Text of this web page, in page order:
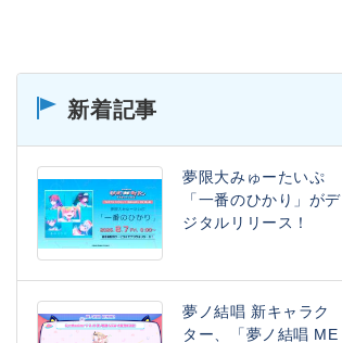
新着記事
夢限大みゅーたいぷ
「一番のひかり」がデ
ジタルリリース！
夢ノ結唱 新キャラク
ター、「夢ノ結唱 ME